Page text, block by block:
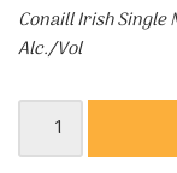
Conaill Irish Single
Alc./Vol